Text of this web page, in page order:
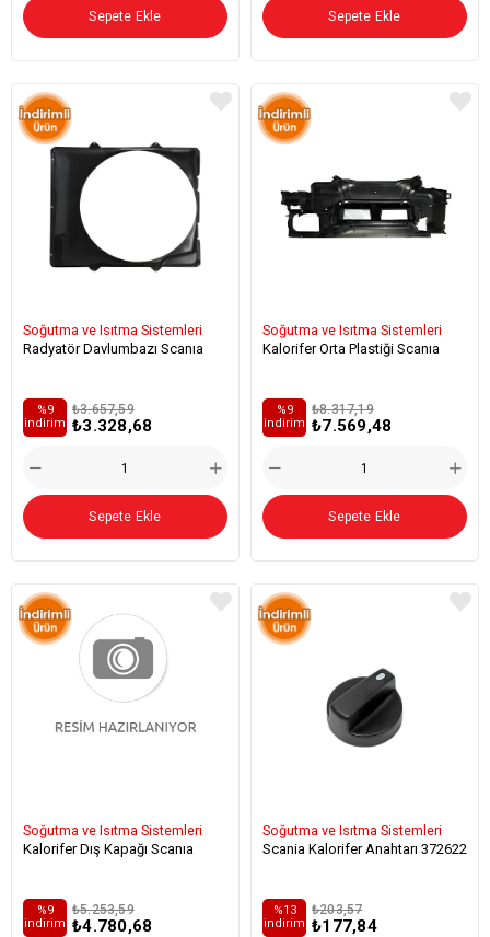
Sepete Ekle Sepete Ekle
Soğutma ve Isıtma Sistemleri
Radyatör Davlumbazı Scanıa
₺3.328,68
₺3.657,59
%9
i̇ndirim
Sepete Ekle
Soğutma ve Isıtma Sistemleri
Kalorifer Orta Plastiği Scanıa
₺7.569,48
₺8.317,19
%9
i̇ndirim
Sepete Ekle
Soğutma ve Isıtma Sistemleri
Kalorifer Dış Kapağı Scanıa
₺4.780,68
₺5.253,59
%9
i̇ndirim
Soğutma ve Isıtma Sistemleri
Scania Kalorifer Anahtarı 372622
₺177,84
₺203,57
%13
i̇ndirim